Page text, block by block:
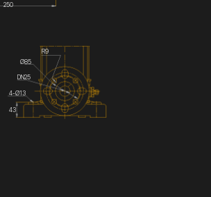
250
DN25
R9
Ø85
4-Ø13
43